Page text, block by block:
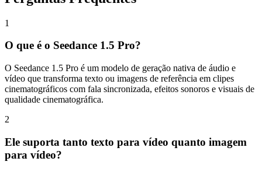
1
O que é o Seedance 1.5 Pro?
O Seedance 1.5 Pro é um modelo de geração nativa de áudio e
vídeo que transforma texto ou imagens de referência em clipes
cinematográficos com fala sincronizada, efeitos sonoros e visuais de
qualidade cinematográfica.
2
Ele suporta tanto texto para vídeo quanto imagem
para vídeo?